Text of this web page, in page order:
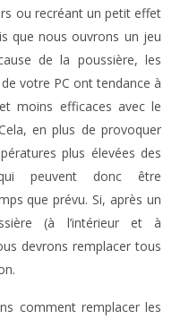
ou recréant un petit effet
que nous ouvrons un jeu
de la poussière, les
votre PC ont tendance à
moins efficaces avec le
en plus de provoquer
plus élevées des
peuvent donc être
que prévu. Si, après un
(à l’intérieur et à
devrons remplacer tous
comment remplacer les